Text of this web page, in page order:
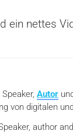
ein nettes
Autor
von digitalen
author